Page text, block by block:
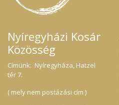
Nyíregyházi Kosár
Közösség
Címünk: Nyíregyháza, Hatzel
tér 7.
( mely nem postázási cím )